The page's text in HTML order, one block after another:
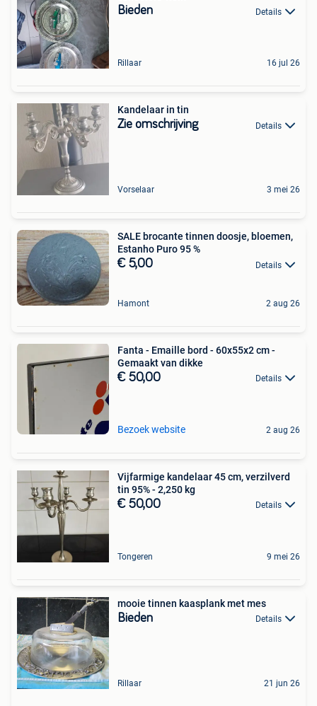
Bieden Details
Rillaar 16 jul 26
Kandelaar in tin
Zie omschrijving Details
Vorselaar 3 mei 26
SALE brocante tinnen doosje, bloemen,
Estanho Puro 95 %
€ 5,00 Details
Hamont 2 aug 26
Fanta - Emaille bord - 60x55x2 cm -
Gemaakt van dikke
€ 50,00 Details
Bezoek website 2 aug 26
Vijfarmige kandelaar 45 cm, verzilverd
tin 95% - 2,250 kg
€ 50,00 Details
Tongeren 9 mei 26
mooie tinnen kaasplank met mes
Bieden Details
Rillaar 21 jun 26